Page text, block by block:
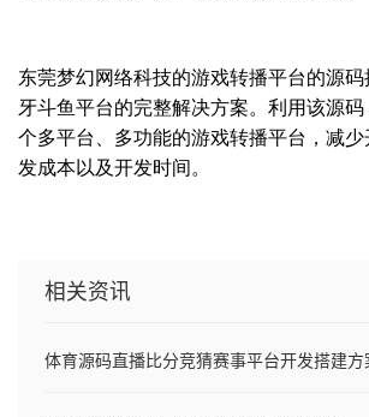
东莞梦幻网络科技的游戏转播平台的源
牙斗鱼平台的完整解决方案。利用该源
个多平台、多功能的游戏转播平台，减
发成本以及开发时间。
相关资讯